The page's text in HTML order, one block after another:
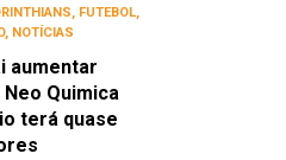
, FUTEBOL,
, NOTÍCIAS
aumentar
Quimica
terá quase